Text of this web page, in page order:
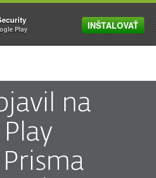
MENU
na
Play INŠTALOVAŤ